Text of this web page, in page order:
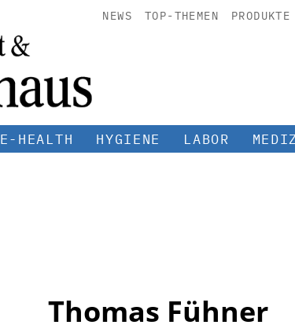
NEWS TOP-THEMEN PRODUKTE
E-HEALTH HYGIENE LABOR
Thomas Fühner